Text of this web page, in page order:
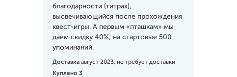
благодарности (титрах),
высвечивающийся после прохождения
квест-игры. А первым «пташкам» мы
даем скидку 40%, на стартовые 500
упоминаний.
Доставка август 2023, не требует доставки
Куплено 3